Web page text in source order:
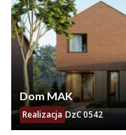
Dom MAK
Realizacja DzC 0542